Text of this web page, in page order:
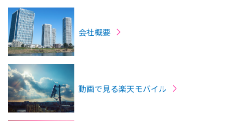
会社概要
動画で見る楽天モバイル